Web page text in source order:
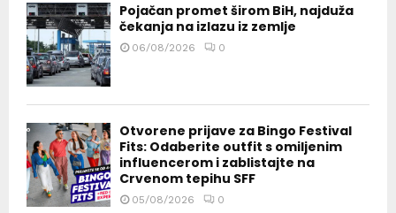
Pojačan promet širom BiH, najduža
čekanja na izlazu iz zemlje
06/08/2026 0
Otvorene prijave za Bingo Festival
Fits: Odaberite outfit s omiljenim
influencerom i zablistajte na
Crvenom tepihu SFF
05/08/2026 0